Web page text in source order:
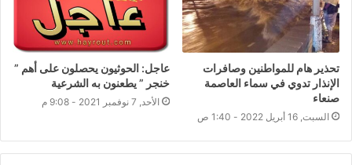
تحذير هام للمواطنين وصافرات
الإنذار تدوي في سماء العاصمة
صنعاء
السبت, 16 أبريل 2022 - 1:40 ص
عاجل: الحوثيون يحصلون على أهم ”
خنجر ” يطعنون به الشرعية
الأحد, 7 نوفمبر 2021 - 9:08 م